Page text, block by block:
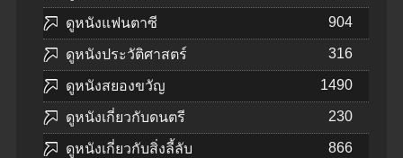
ดูหนังแฟนตาซี 904
ดูหนังประวัติศาสตร์ 316
ดูหนังสยองขวัญ 1490
ดูหนังเกี่ยวกับดนตรี 230
ดูหนังเกี่ยวกับสิ่งลี้ลับ 866